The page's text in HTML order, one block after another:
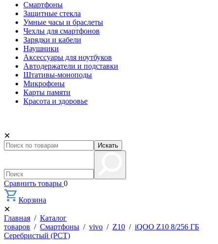
Смартфоны
Защитные стекла
Умные часы и браслеты
Чехлы для смартфонов
Зарядки и кабели
Наушники
Аксессуары для ноутбуков
Автодержатели и подставки
Штативы-моноподы
Микрофоны
Карты памяти
Красота и здоровье
✕
Искать
Сравнить товары 0
Корзина
✕
Главная / Каталог
товаров / Смартфоны / vivo / Z10 / iQOO Z10 8/256 ГБ
Серебристый (РСТ)